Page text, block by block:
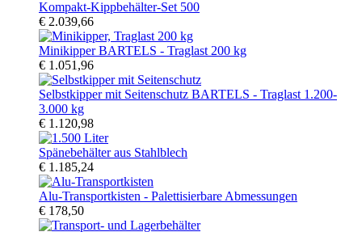
Kompakt-Kippbehälter-Set 500
€ 2.039,66
Minikipper BARTELS - Traglast 200 kg
€ 1.051,96
Selbstkipper mit Seitenschutz BARTELS - Traglast 1.200-
3.000 kg
€ 1.120,98
Spänebehälter aus Stahlblech
€ 1.185,24
Alu-Transportkisten - Palettisierbare Abmessungen
€ 178,50